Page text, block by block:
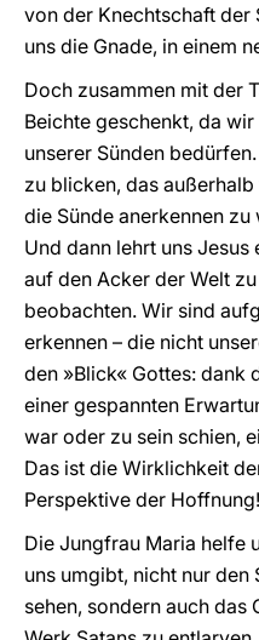
von der Knechtschaft der
uns die Gnade, in einem
Doch zusammen mit der
Beichte geschenkt, da
unserer Sünden
zu blicken, das
die Sünde anerkennen
Und dann lehrt uns Jesus
auf den Acker der Welt
beobachten. Wir sind
erkennen – die nicht
den »Blick« Gottes: dank
einer gespannten
war oder zu sein schien,
Das ist die Wirklichkeit
Perspektive der Hoffnung!
Die Jungfrau Maria helfe
uns umgibt, nicht nur den
sehen, sondern auch das